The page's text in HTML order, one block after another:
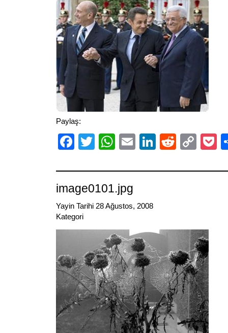
Paylaş:
Facebook
TwitterWhatsApp
EmailLinkedIn
Reddit
image0101.jpg
Yayin Tarihi 28 Ağustos, 2008
Kategori